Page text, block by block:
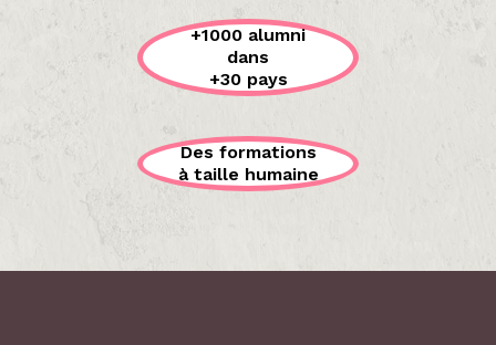
+1000 alumni
dans
+30 pays
Des formations
à taille humaine